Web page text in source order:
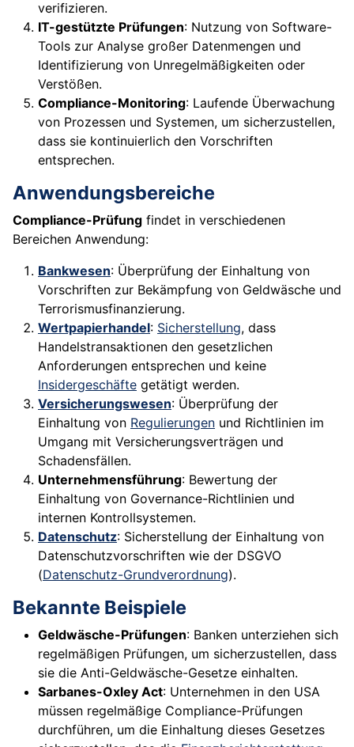
verifizieren.
IT-gestützte Prüfungen: Nutzung von Software-
Tools zur Analyse großer Datenmengen und
Identifizierung von Unregelmäßigkeiten oder
Verstößen.
Compliance-Monitoring: Laufende Überwachung
von Prozessen und Systemen, um sicherzustellen,
dass sie kontinuierlich den Vorschriften
entsprechen.
Anwendungsbereiche
Compliance-Prüfung findet in verschiedenen
Bereichen Anwendung:
Bankwesen: Überprüfung der Einhaltung von
Vorschriften zur Bekämpfung von Geldwäsche und
Terrorismusfinanzierung.
Wertpapierhandel: Sicherstellung, dass
Handelstransaktionen den gesetzlichen
Anforderungen entsprechen und keine
Insidergeschäfte getätigt werden.
Versicherungswesen: Überprüfung der
Einhaltung von Regulierungen und Richtlinien im
Umgang mit Versicherungsverträgen und
Schadensfällen.
Unternehmensführung: Bewertung der
Einhaltung von Governance-Richtlinien und
internen Kontrollsystemen.
Datenschutz: Sicherstellung der Einhaltung von
Datenschutzvorschriften wie der DSGVO
(Datenschutz-Grundverordnung).
Bekannte Beispiele
Geldwäsche-Prüfungen: Banken unterziehen sich
regelmäßigen Prüfungen, um sicherzustellen, dass
sie die Anti-Geldwäsche-Gesetze einhalten.
Sarbanes-Oxley Act: Unternehmen in den USA
müssen regelmäßige Compliance-Prüfungen
durchführen, um die Einhaltung dieses Gesetzes